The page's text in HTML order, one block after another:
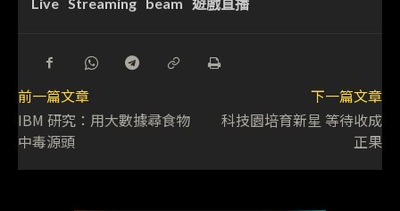
Live Streaming beam 遊戲直播
前一篇文章
IBM 研究：用大數據尋食物
中毒源頭
下一篇文章
科技園培育新星 等待收成
正果